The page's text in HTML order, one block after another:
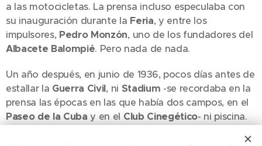
a las motocicletas. La prensa incluso especulaba con
su inauguración durante la Feria, y entre los
impulsores, Pedro Monzón, uno de los fundadores del
Albacete Balompié. Pero nada de nada.
Un año después, en junio de 1936, pocos días antes de
estallar la Guerra Civil, ni Stadium -se recordaba en la
prensa las épocas en las que había dos campos, en el
Paseo de la Cuba y en el Club Cinegético- ni piscina.